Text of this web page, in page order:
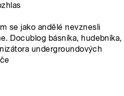
se jako andělé nevznesli
Docublog básníka, hudebníka,
undergroundových